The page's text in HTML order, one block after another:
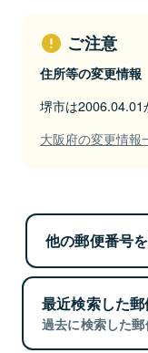
ご注意
住所等の変更情報
堺市は2006.04.01
大阪府の変更情報
他の郵便番号
最近検索した
過去に検索した郵